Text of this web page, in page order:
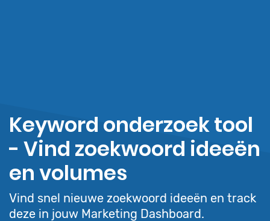
Keyword onderzoek tool
- Vind zoekwoord ideeën
en volumes
Vind snel nieuwe zoekwoord ideeën en track
deze in jouw Marketing Dashboard.